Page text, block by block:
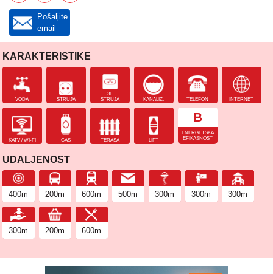
Pošaljite
email
KARAKTERISTIKE
VODA STRUJA
3F
STRUJA
KANALIZ. TELEFON INTERNET
KATV / WI-FI GAS TERASA LIFT
B
ENERGETSKA
EFIKASNOST
UDALJENOST
400m 200m 600m 500m 300m 300m 300m
300m 200m 600m